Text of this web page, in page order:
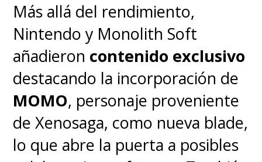
Más allá del rendimiento,
Nintendo y Monolith Soft
añadieron contenido exclusivo
destacando la incorporación de
MOMO, personaje proveniente
de Xenosaga, como nueva blade,
lo que abre la puerta a posibles